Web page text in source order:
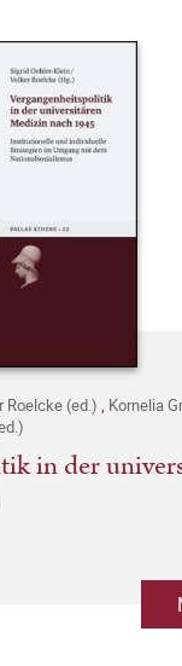
Roelcke (ed.)
Kornelia
in der